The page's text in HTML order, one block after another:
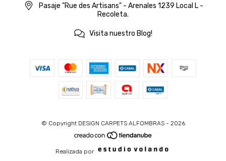
Pasaje "Rue des Artisans" - Arenales 1239 Local L -
Recoleta.
Visita nuestro Blog!
© Copyright DESIGN CARPETS ALFOMBRAS - 2026
Realizada por